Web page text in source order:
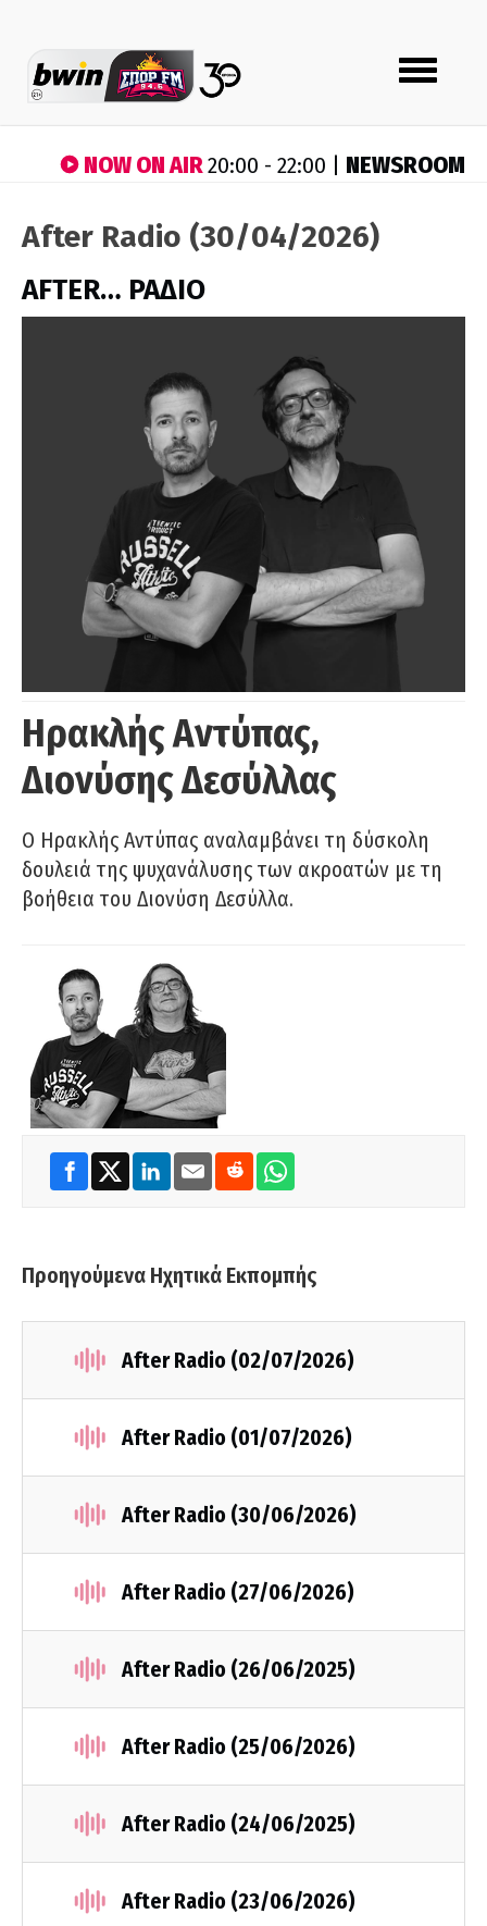
Toggle
navigation
NOW ON AIR20:00 - 22:00 | NEWSROOM
After Radio (30/04/2026)
AFTER… ΡΑΔΙΟ
Ηρακλής Αντύπας,
Διονύσης Δεσύλλας
Ο Ηρακλής Αντύπας αναλαμβάνει τη δύσκολη
δουλειά της ψυχανάλυσης των ακροατών με τη
βοήθεια του Διονύση Δεσύλλα.
Προηγούμενα Ηχητικά Εκπομπής
After Radio (02/07/2026)
After Radio (01/07/2026)
After Radio (30/06/2026)
After Radio (27/06/2026)
After Radio (26/06/2025)
After Radio (25/06/2026)
After Radio (24/06/2025)
After Radio (23/06/2026)